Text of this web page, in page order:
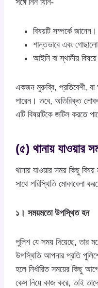
সঙ্গে নিন যিনি-
বিষয়টি সম্পর্কে জানেন।
শান্তভাবে এবং
আইনি বা স্থানীয়
একজন মুরুব্বি, প্রতিবেশী,
পারেন। তবে, অতিরিক্ত
এটি বিষয়টিকে জটিল করতে
(৫) থানায় যাওয়ার
থানায় যাওয়ার সময় কিছু বিষয়
সাথে পরিস্থিতি মোকাবেলা
১। সময়মতো উপস্থিত হন
পুলিশ যে সময় দিয়েছে, তার
উপস্থিতি আপনার প্রতি
হলে নির্ধারিত সময়ের কিছু
কেস নিয়ে কাজ করে, তাই